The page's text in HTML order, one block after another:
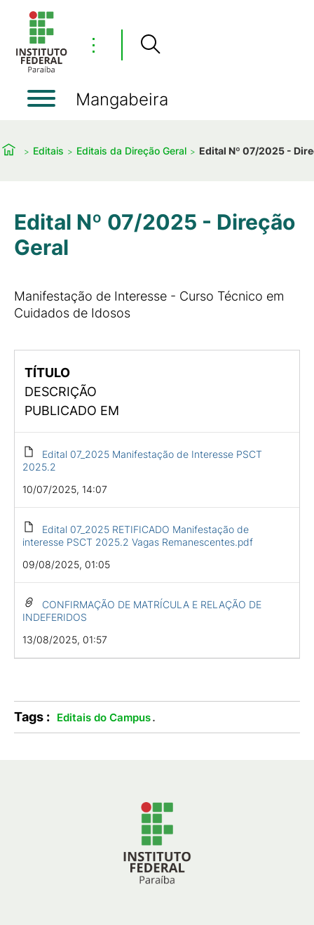
⋮
Mangabeira
Editais Editais da Direção Geral Edital Nº 07/2025 -
Edital Nº 07/2025 - Direção
Geral
Manifestação de Interesse - Curso Técnico em
Cuidados de Idosos
TÍTULO
DESCRIÇÃO
PUBLICADO EM
Edital 07_2025 Manifestação de Interesse PSCT
2025.2
10/07/2025, 14:07
Edital 07_2025 RETIFICADO Manifestação de
interesse PSCT 2025.2 Vagas Remanescentes.pdf
09/08/2025, 01:05
CONFIRMAÇÃO DE MATRÍCULA E RELAÇÃO DE
INDEFERIDOS
13/08/2025, 01:57
Tags : Editais do Campus.